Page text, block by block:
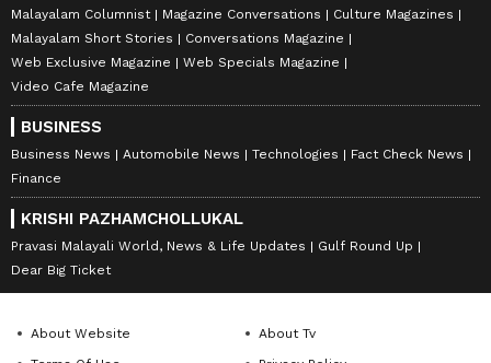
Malayalam Columnist
Magazine Conversations
Culture Magazines
Malayalam Short Stories
Conversations Magazine
Web Exclusive Magazine
Web Specials Magazine
Video Cafe Magazine
BUSINESS
Business News Automobile News Technologies
Fact Check News
Finance
KRISHI PAZHAMCHOLLUKAL
Pravasi Malayali World, News & Life Updates
Gulf Round Up
Dear Big Ticket
About Website
About Tv